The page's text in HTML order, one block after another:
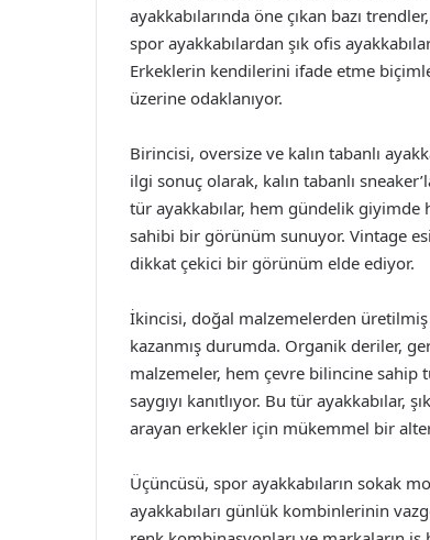
ayakkabılarında öne çıkan bazı
spor ayakkabılardan şık ofis
Erkeklerin kendilerini ifade etme
üzerine odaklanıyor.
Birincisi, oversize ve kalın tabanlı
ilgi sonuç olarak, kalın tabanlı
tür ayakkabılar, hem gündelik giyimde
sahibi bir görünüm sunuyor. Vintage
dikkat çekici bir görünüm elde ediyor.
İkincisi, doğal malzemelerden üretilmiş
kazanmış durumda. Organik deriler,
malzemeler, hem çevre bilincine
saygıyı kanıtlıyor. Bu tür ayakkabılar,
arayan erkekler için mükemmel bir
Üçüncüsü, spor ayakkabıların sokak
ayakkabıları günlük kombinlerinin